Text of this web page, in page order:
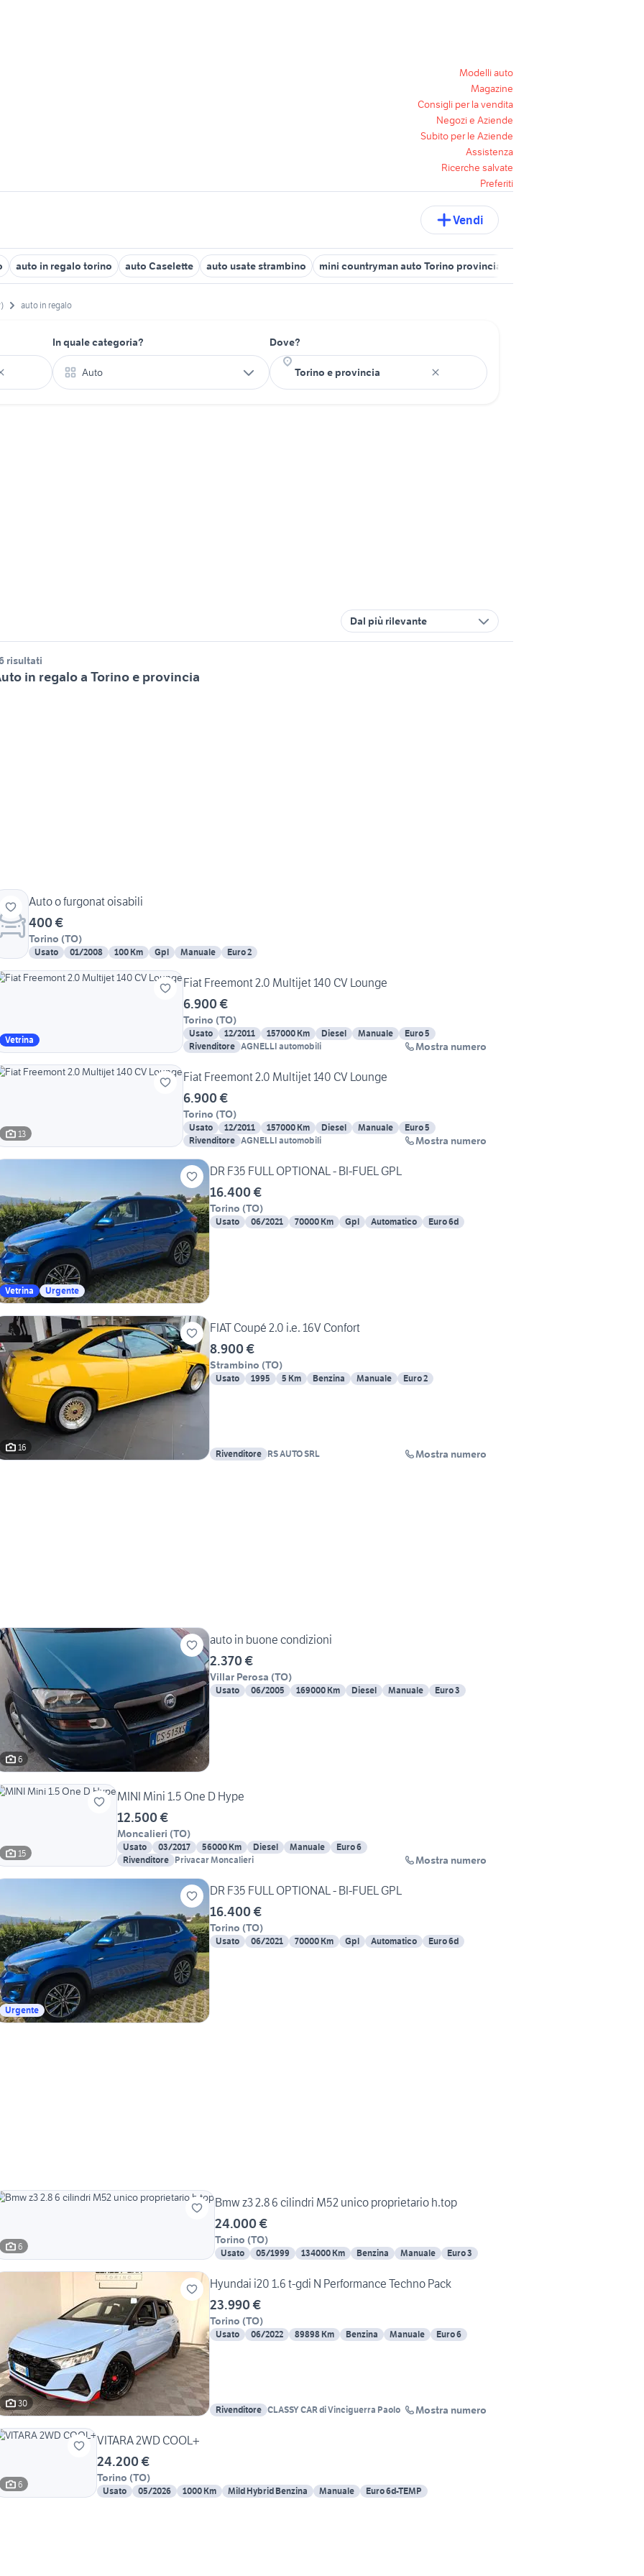
Modelli auto
Magazine
Consigli per la vendita
Negozi e Aziende
Subito per le Aziende
Assistenza
Ricerche salvate
Preferiti
Vendi
auto in regalo torino auto Caselette auto usate strambino mini countryman auto Torino provincia
auto in regalo
In quale categoria?
Auto
Dove?
Dal più rilevante
risultati
in regalo a Torino e provincia
Auto o furgonat oisabili
400 €
Torino (TO)
Usato 01/2008 100 Km Gpl Manuale Euro 2
Vetrina
Fiat Freemont 2.0 Multijet 140 CV Lounge
6.900 €
Torino (TO)
Usato 12/2011 157000 Km Diesel Manuale
Euro 5
Rivenditore AGNELLI automobili Mostra numero
13
Fiat Freemont 2.0 Multijet 140 CV Lounge
6.900 €
Torino (TO)
Usato 12/2011 157000 Km Diesel Manuale
Euro 5
Rivenditore AGNELLI automobili Mostra numero
Vetrina Urgente
DR F35 FULL OPTIONAL - BI-FUEL GPL
16.400 €
Torino (TO)
Usato 06/2021 70000 Km Gpl Automatico Euro 6d
16
FIAT Coupé 2.0 i.e. 16V Confort
8.900 €
Strambino (TO)
Usato 1995 5 Km Benzina Manuale Euro 2
Rivenditore RS AUTO SRL Mostra numero
6
auto in buone condizioni
2.370 €
Villar Perosa (TO)
Usato 06/2005 169000 Km Diesel Manuale Euro 3
15
MINI Mini 1.5 One D Hype
12.500 €
Moncalieri (TO)
Usato 03/2017 56000 Km Diesel Manuale
Euro 6
Rivenditore Privacar Moncalieri Mostra numero
Urgente
DR F35 FULL OPTIONAL - BI-FUEL GPL
16.400 €
Torino (TO)
Usato 06/2021 70000 Km Gpl Automatico Euro 6d
6
Bmw z3 2.8 6 cilindri M52 unico proprietario h.top
24.000 €
Torino (TO)
Usato 05/1999 134000 Km Benzina Manuale Euro 3
30
Hyundai i20 1.6 t-gdi N Performance Techno Pack
23.990 €
Torino (TO)
Usato 06/2022 89898 Km Benzina Manuale Euro 6
Rivenditore CLASSY CAR di Vinciguerra Paolo Mostra numero
6
VITARA 2WD COOL+
24.200 €
Torino (TO)
Usato 05/2026 1000 Km Mild Hybrid Benzina Manuale Euro 6d-TEMP